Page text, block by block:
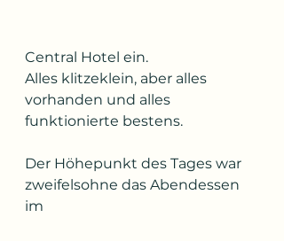
Central Hotel ein.
Alles klitzeklein, aber alles
vorhanden und alles
funktionierte bestens.
Der Höhepunkt des Tages war
zweifelsohne das Abendessen
im